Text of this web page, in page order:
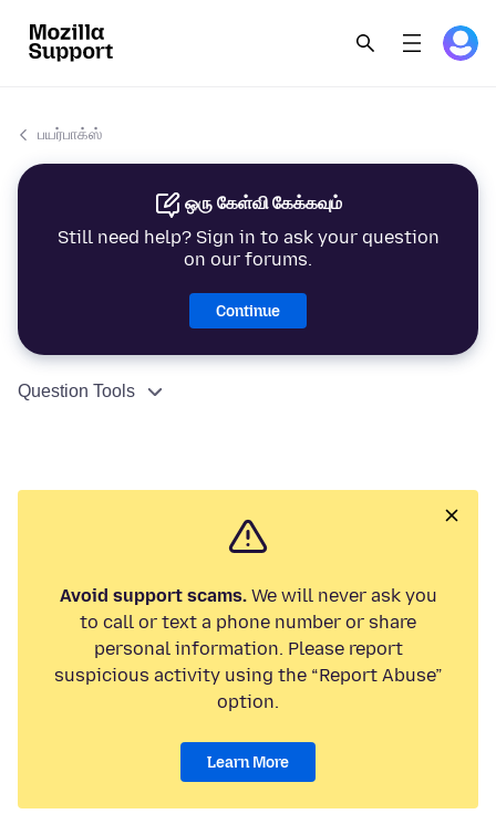
பயர்பாக்ஸ்
ஒரு கேள்வி கேக்கவும்
Still need help? Sign in to ask your question
on our forums.
Continue
Question Tools
Avoid support scams.We will never ask you
to call or text a phone number or share
personal information. Please report
suspicious activity using the “Report Abuse”
option.
Learn More